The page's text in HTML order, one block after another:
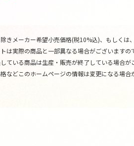
きメーカー希望小売価格(税10%込)、もしくは
は実際の商品と一部異なる場合がございますの
ている商品は生産・販売が終了している場合が
などこのホームページの情報は変更になる場合